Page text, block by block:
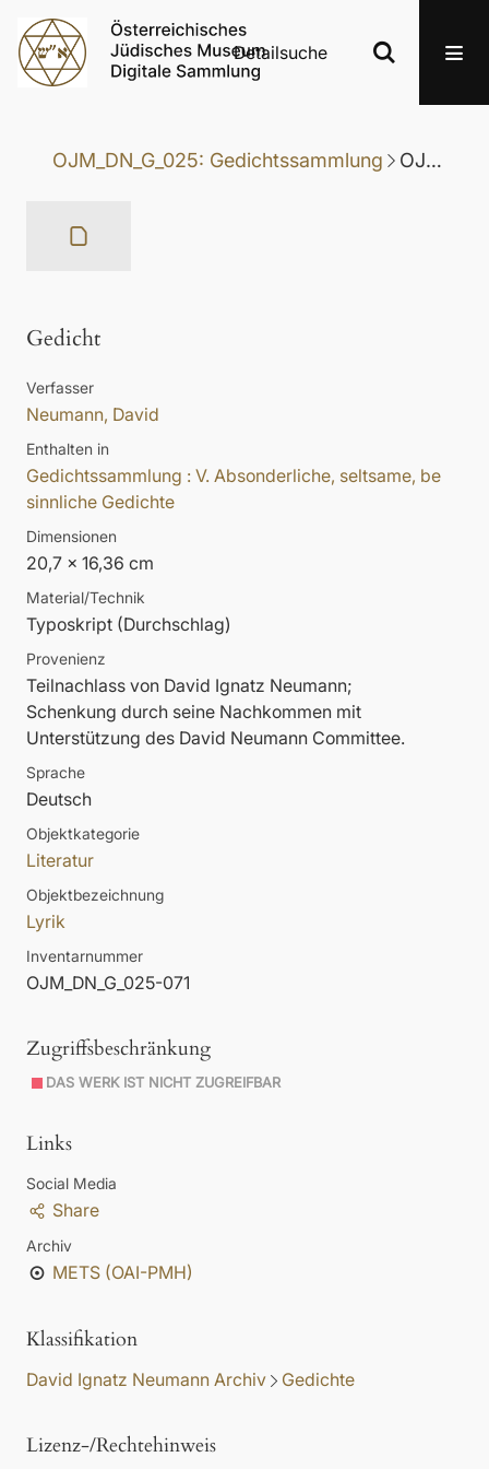
Detailsuche
OJM_DN_G_025: Gedichtssammlung OJM_DN_G_025-071: Gedicht
Gedicht
Verfasser
Neumann, David
Enthalten in
Gedichtssammlung : V. Absonderliche, seltsame, be
sinnliche Gedichte
Dimensionen
20,7 x 16,36 cm
Material/Technik
Typoskript (Durchschlag)
Provenienz
Teilnachlass von David Ignatz Neumann;
Schenkung durch seine Nachkommen mit
Unterstützung des David Neumann Committee.
Sprache
Deutsch
Objektkategorie
Literatur
Objektbezeichnung
Lyrik
Inventarnummer
OJM_DN_G_025-071
Zugriffsbeschränkung
DAS WERK IST NICHT ZUGREIFBAR
Links
Social Media
Share
Archiv
METS (OAI-PMH)
Klassifikation
David Ignatz Neumann Archiv Gedichte
Lizenz-/Rechtehinweis